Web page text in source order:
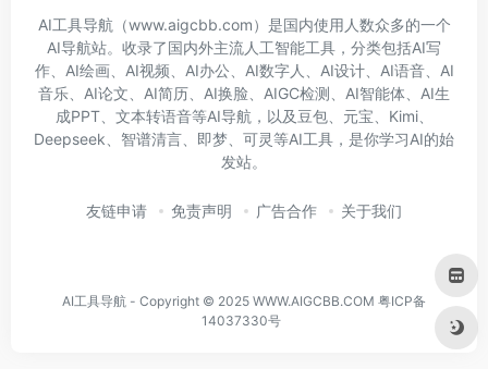
AI工具导航（www.aigcbb.com）是国内使用人数众多的一个
AI导航站。收录了国内外主流人工智能工具，分类包括AI写
作、AI绘画、AI视频、AI办公、AI数字人、AI设计、AI语音、AI
音乐、AI论文、AI简历、AI换脸、AIGC检测、AI智能体、AI生
成PPT、文本转语音等AI导航，以及豆包、元宝、Kimi、
Deepseek、智谱清言、即梦、可灵等AI工具，是你学习AI的始
发站。
友链申请 免责声明 广告合作 关于我们
AI工具导航 - Copyright © 2025 WWW.AIGCBB.COM 粤ICP备
14037330号